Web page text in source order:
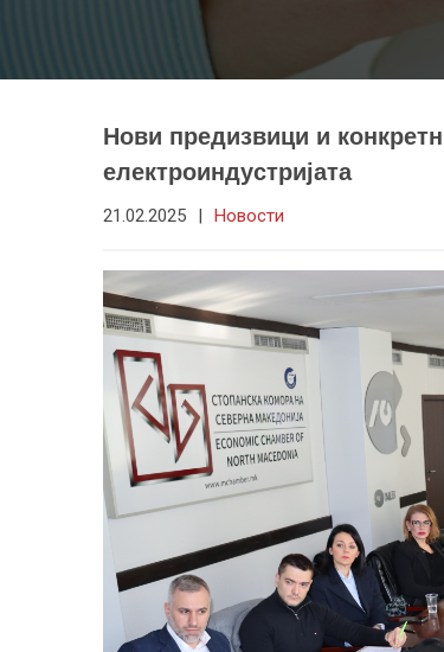
Нови предизвици и
електроиндустријата
21.02.2025 | Новости